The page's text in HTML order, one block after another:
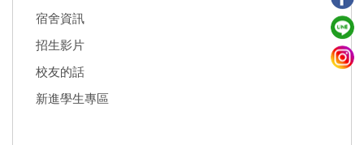
宿舍資訊
招生影片
校友的話
新進學生專區